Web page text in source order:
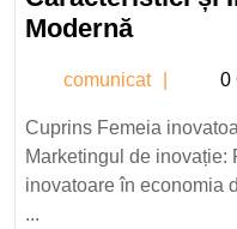
ModernăFemeile
Definire,
și
Impact
comunicat 0
Cuprins Femeia
Marketingul de
inovatoare în economia
...